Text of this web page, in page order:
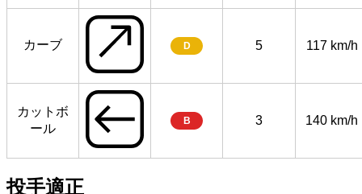
カーブ D 5 117 km/h
カットボ
ール
B 3 140 km/h
投手適正